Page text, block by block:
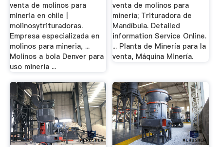
venta de molinos para
mineria en chile |
molinosytrituradoras.
Empresa especializada en
molinos para mineria, ...
Molinos a bola Denver para
uso mineria ...
venta de molinos para
mineria; Trituradora de
Mandíbula. Detailed
information Service Online.
... Planta de Minería para la
venta, Máquina Minería.